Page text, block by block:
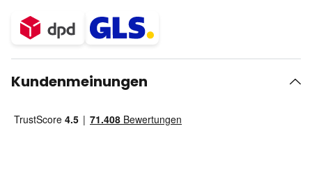
Kundenmeinungen